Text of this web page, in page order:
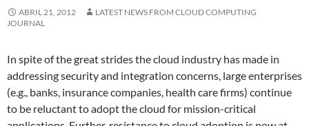
ABRIL 21, 2012
LATEST NEWS FROM CLOUD COMPUTING
JOURNAL
In spite of the great strides the cloud industry has made in
addressing security and integration concerns, large enterprises
(e.g., banks, insurance companies, health care firms) continue
to be reluctant to adopt the cloud for mission-critical